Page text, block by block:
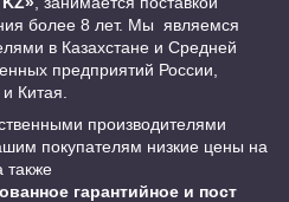
более 8 лет. Мы являемся
в Казахстане и Средней
предприятий России,
Китая.
производителями
покупателям низкие цены на
также
гарантийное и пост